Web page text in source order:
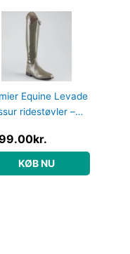
Equine Levade
ridestøvler –
kr.
KØB NU